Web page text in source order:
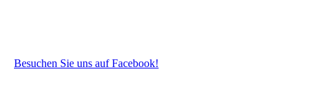
Besuchen Sie uns auf Facebook!